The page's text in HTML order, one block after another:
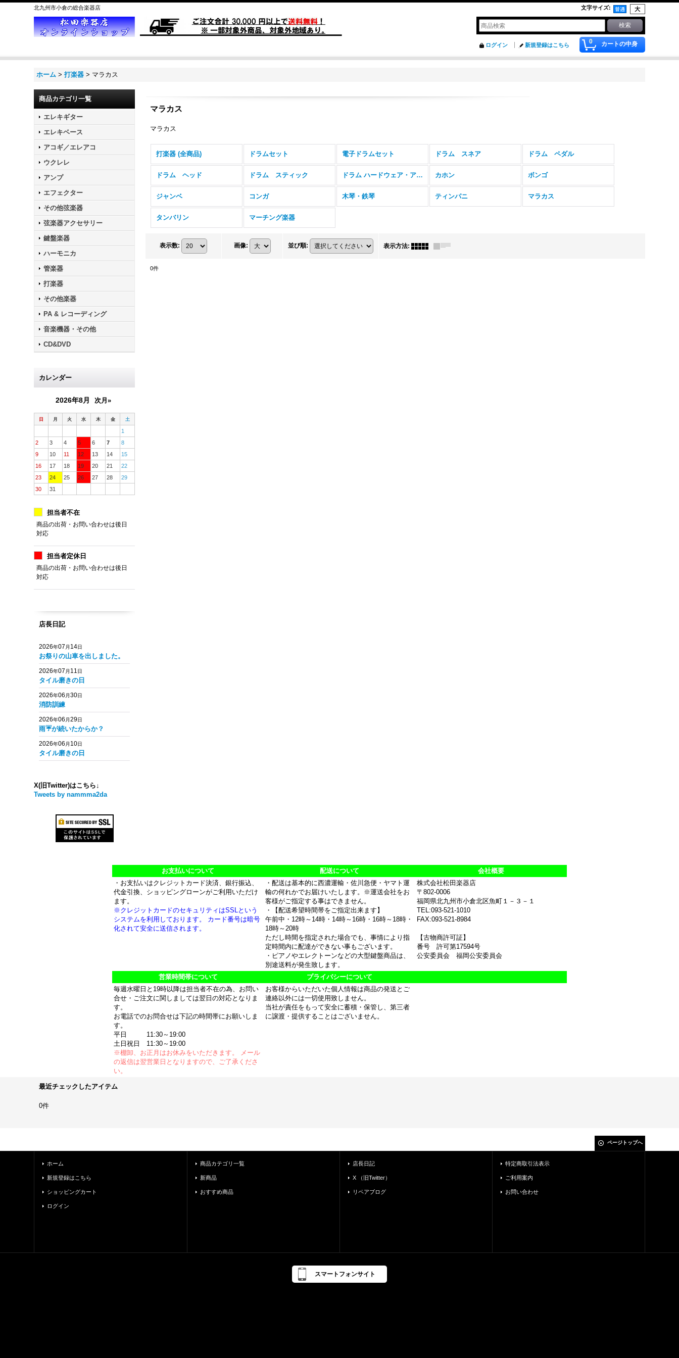
北九州市小倉の総合楽器店 文字サイズ:
0 カートの中身
ログイン 新規登録はこちら
ホーム > 打楽器 > マラカス
商品カテゴリ一覧
エレキギター
エレキベース
アコギ／エレアコ
ウクレレ
アンプ
エフェクター
その他弦楽器
弦楽器アクセサリー
鍵盤楽器
ハーモニカ
管楽器
打楽器
その他楽器
PA & レコーディング
音楽機器・その他
CD&DVD
カレンダー
2026年8月 次月»
日 月 火 水 木 金 土
1
2
3 4 5 6 7
8
9
10 11 12 13 14
15
16
17 18 19 20 21
22
23
24 25 26 27 28
29
30
31
担当者不在
商品の出荷・お問い合わせは後日
対応
担当者定休日
商品の出荷・お問い合わせは後日
対応
店長日記
2026年07 月 14日
お祭りの山車を出しました。
2026年07 月 11日
タイル磨きの日
2026年06 月30日
消防訓練
2026年06 月29日
雨☔️が続いたからか？
2026年06 月 10日
タイル磨きの日
X(旧Twitter)はこちら↓
Tweets by nammma2da
マラカス
マラカス
打楽器 (全商品) ドラムセット 電子ドラムセット ドラム スネア ドラム ペダル
ドラム ヘッド ドラム スティック ドラム ハードウェア・アクセサリー カホン ボンゴ
ジャンベ コンガ 木琴・鉄琴 ティンパニ マラカス
タンバリン マーチング楽器
表示数: 画像: 並び順: 表示方法:
0件
お支払いについて 配送について
会社概要
・お支払いはクレジットカード決済、銀行振込、
代金引換、ショッピングローンがご利用いただけ
ます。
※クレジットカードのセキュリティはSSLという
システムを利用しております。 カード番号は暗号
化されて安全に送信されます。
・配送は基本的に西濃運輸・佐川急便・ヤマト運
輸の何れかでお届けいたします。※運送会社をお
客様がご指定する事はできません。
・【配送希望時間帯をご指定出来ます】
午前中・12時～14時・14時～16時・16時～18時・
18時～20時
ただし時間を指定された場合でも、事情により指
定時間内に配達ができない事もございます。
・ピアノやエレクトーンなどの大型鍵盤商品は、
別途送料が発生致します。
株式会社松田楽器店
〒802-0006
福岡県北九州市小倉北区魚町１－３－１
TEL:093-521-1010
FAX:093-521-8984
【古物商許可証】
番号 許可第17594号
公安委員会 福岡公安委員会
営業時間帯について
プライバシーについて
毎週水曜日と19時以降は担当者不在の為、お問い
合せ・ご注文に関しましては翌日の対応となりま
す。
お電話でのお問合せは下記の時間帯にお願いしま
す。
平日 11:30～19:00
土日祝日 11:30～19:00
※棚卸、お正月はお休みをいただきます。 メール
の返信は翌営業日となりますので、ご了承くださ
い。
お客様からいただいた個人情報は商品の発送とご
連絡以外には一切使用致しません。
当社が責任をもって安全に蓄積・保管し、第三者
に譲渡・提供することはございません。
最近チェックしたアイテム
0件
ページトップへ
ホーム
新規登録はこちら
ショッピングカート
ログイン
商品カテゴリ一覧
新商品
おすすめ商品
店長日記
X （旧Twitter）
リペアブログ
特定商取引法表示
ご利用案内
お問い合わせ
スマートフォンサイト